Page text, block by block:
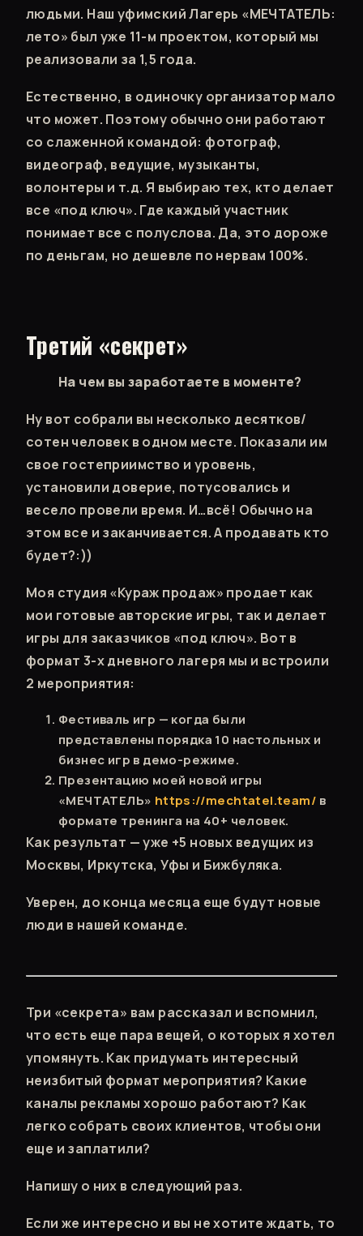
людьми. Наш уфимский Лагерь «МЕЧТАТЕЛЬ:
лето» был уже 11-м проектом, который мы
реализовали за 1,5 года.
Естественно, в одиночку организатор мало
что может. Поэтому обычно они работают
со слаженной командой: фотограф,
видеограф, ведущие, музыканты,
волонтеры и т.д. Я выбираю тех, кто делает
все «под ключ». Где каждый участник
понимает все с полуслова. Да, это дороже
по деньгам, но дешевле по нервам 100%.
Третий «секрет»
На чем вы заработаете в моменте?
Ну вот собрали вы несколько десятков/
сотен человек в одном месте. Показали им
свое гостеприимство и уровень,
установили доверие, потусовались и
весело провели время. И…всё! Обычно на
этом все и заканчивается. А продавать кто
будет?:))
Моя студия «Кураж продаж» продает как
мои готовые авторские игры, так и делает
игры для заказчиков «под ключ». Вот в
формат 3-х дневного лагеря мы и встроили
2 мероприятия:
Фестиваль игр — когда были
представлены порядка 10 настольных и
бизнес игр в демо-режиме.
Презентацию моей новой игры
«МЕЧТАТЕЛЬ» https://mechtatel.team/ в
формате тренинга на 40+ человек.
Как результат — уже +5 новых ведущих из
Москвы, Иркутска, Уфы и Бижбуляка.
Уверен, до конца месяца еще будут новые
люди в нашей команде.
Три «секрета» вам рассказал и вспомнил,
что есть еще пара вещей, о которых я хотел
упомянуть. Как придумать интересный
неизбитый формат мероприятия? Какие
каналы рекламы хорошо работают? Как
легко собрать своих клиентов, чтобы они
еще и заплатили?
Напишу о них в следующий раз.
Если же интересно и вы не хотите ждать, то